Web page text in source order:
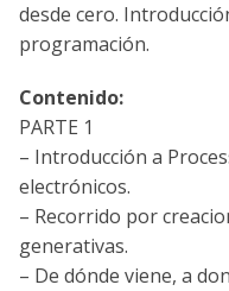
desde cero.
programación.
Contenido:
PARTE 1
– Introducción a
electrónicos.
– Recorrido por
generativas.
– De dónde viene, a